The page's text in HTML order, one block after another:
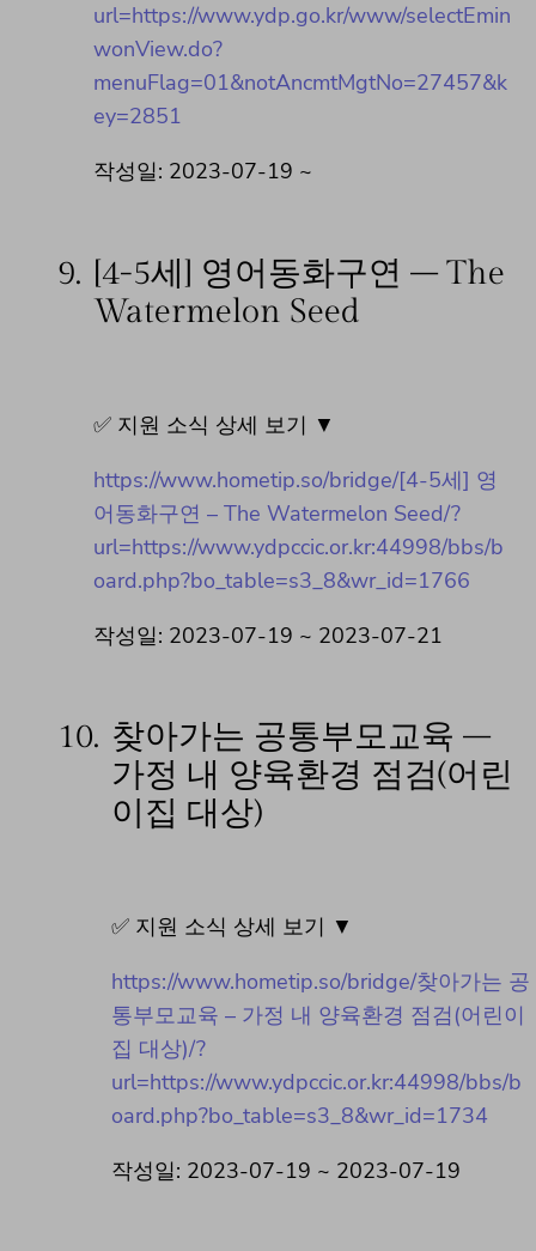
url=https://www.ydp.go.kr/www/selectEmin
wonView.do?
menuFlag=01&notAncmtMgtNo=27457&k
ey=2851
작성일: 2023-07-19 ~
9. [4-5세] 영어동화구연 – The
Watermelon Seed
✅ 지원 소식 상세 보기 ▼
https://www.hometip.so/bridge/[4-5세] 영
어동화구연 – The Watermelon Seed/?
url=https://www.ydpccic.or.kr:44998/bbs/b
oard.php?bo_table=s3_8&wr_id=1766
작성일: 2023-07-19 ~ 2023-07-21
10. 찾아가는 공통부모교육 –
가정 내 양육환경 점검(어린
이집 대상)
✅ 지원 소식 상세 보기 ▼
https://www.hometip.so/bridge/찾아가는 공
통부모교육 – 가정 내 양육환경 점검(어린이
집 대상)/?
url=https://www.ydpccic.or.kr:44998/bbs/b
oard.php?bo_table=s3_8&wr_id=1734
작성일: 2023-07-19 ~ 2023-07-19